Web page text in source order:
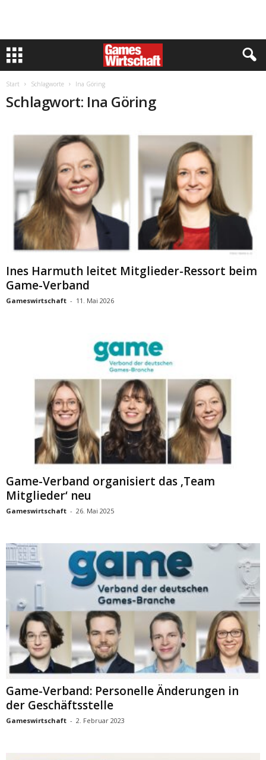
Start Schlagworte Ina Göring
Schlagwort: Ina Göring
Ines Harmuth leitet Mitglieder-Ressort beim
Game-Verband
Gameswirtschaft - 11. Mai 2026
Game-Verband organisiert das ‚Team
Mitglieder‘ neu
Gameswirtschaft - 26. Mai 2025
Game-Verband: Personelle Änderungen in
der Geschäftsstelle
Gameswirtschaft - 2. Februar 2023